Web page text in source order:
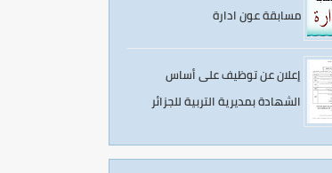
مسابقة عون ادارة
إعلان عن توظيف على أساس
الشهادة بمديرية التربية للجزائر